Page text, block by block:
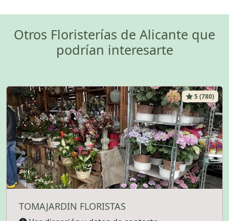
Otros Floristerías de Alicante que
podrían interesarte
5 (780)
TOMAJARDIN FLORISTAS